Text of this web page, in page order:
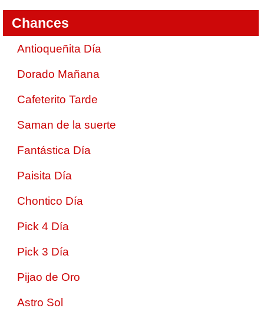
Chances
Antioqueñita Día
Dorado Mañana
Cafeterito Tarde
Saman de la suerte
Fantástica Día
Paisita Día
Chontico Día
Pick 4 Día
Pick 3 Día
Pijao de Oro
Astro Sol